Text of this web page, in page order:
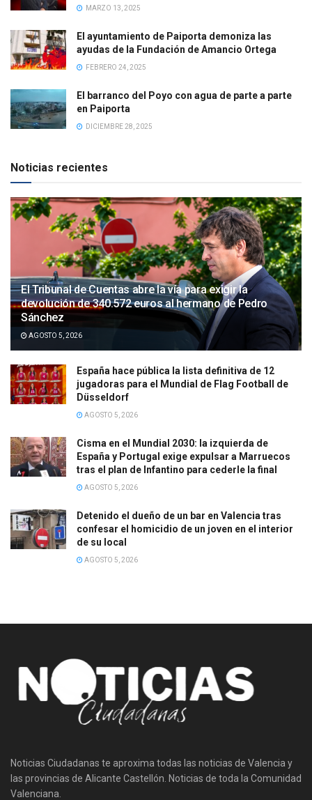
MARZO 13, 2025
El ayuntamiento de Paiporta demoniza las
ayudas de la Fundación de Amancio Ortega
FEBRERO 24, 2025
El barranco del Poyo con agua de parte a parte
en Paiporta
DICIEMBRE 28, 2025
Noticias recientes
El Tribunal de Cuentas abre la vía para exigir la
devolución de 340.572 euros al hermano de Pedro
Sánchez
AGOSTO 5, 2026
España hace pública la lista definitiva de 12
jugadoras para el Mundial de Flag Football de
Düsseldorf
AGOSTO 5, 2026
Cisma en el Mundial 2030: la izquierda de
España y Portugal exige expulsar a Marruecos
tras el plan de Infantino para cederle la final
AGOSTO 5, 2026
Detenido el dueño de un bar en Valencia tras
confesar el homicidio de un joven en el interior
de su local
AGOSTO 5, 2026
Noticias Ciudadanas te aproxima todas las noticias de Valencia y
las provincias de Alicante Castellón. Noticias de toda la Comunidad
Valenciana.